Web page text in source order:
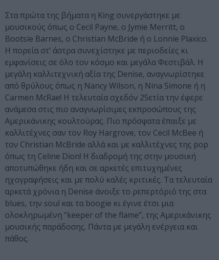
Στα πρώτα της βήματα η King συνεργάστηκε με
μουσικούς όπως ο Cecil Payne, ο Jymie Merritt, ο
Bootsie Barnes, ο Christian McBride ή ο Lonnie Plaxico.
Η πορεία στ’ άστρα συνεχίστηκε με περιοδείες κι
εμφανίσεις σε όλο τον κόσμο και μεγάλα Φεστιβάλ. Η
μεγάλη καλλιτεχνική αξία της Denise, αναγνωρίστηκε
από θρύλους όπως η Nancy Wilson, η Nina Simone ή η
Carmen McRae! Η τελευταία σχεδόν 25ετία την έφερε
ανάμεσα στις πιο αναγνωρίσιμες εκπροσώπους της
Αμερικάνικης κουλτούρας. Πιο πρόσφατα έπαιξε με
καλλιτέχνες σαν τον Roy Hargrove, τον Cecil McBee ή
τον Christian McBride αλλά και με καλλιτέχνες της pop
όπως τη Celine Dion! Η διαδρομή της στην μουσική
αποτυπώθηκε ήδη και σε αρκετές επιτυχημένες
ηχογραφήσεις και με πολύ καλές κριτικές. Τα τελευταία
αρκετά χρόνια η Denise άνοιξε το ρεπερτόριό της στα
blues, την soul και τα boogie κι έγινε έτσι μια
ολοκληρωμένη “keeper of the flame”, της Αμερικάνικης
μουσικής παράδοσης. Πάντα με μεγάλη ενέργεια και
πάθος.